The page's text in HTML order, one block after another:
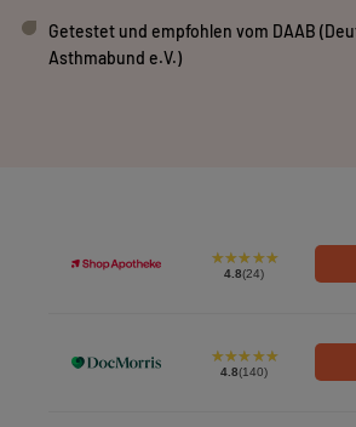
Getestet und empfohlen vom DAAB
Asthmabund e.V.)
4.8(24)
4.8(140)